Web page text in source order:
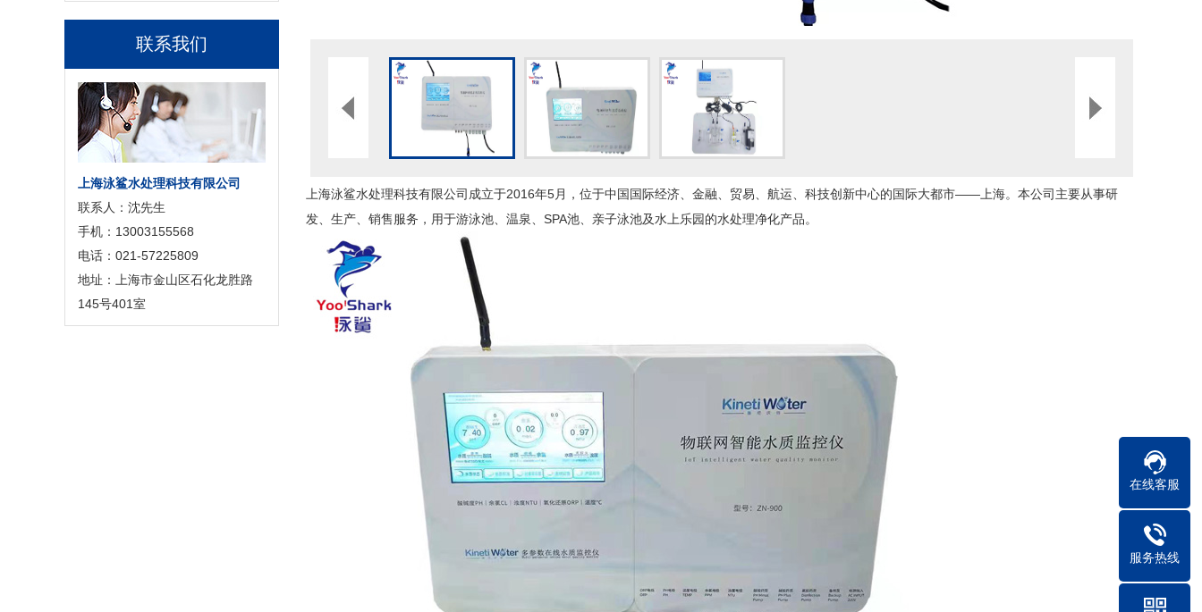
联系我们
上海泳鲨水处理科技有限公司
联系人：沈先生
手机：13003155568
电话：021-57225809
地址：上海市金山区石化龙胜路
145号401室
上海泳鲨水处理科技有限公司成立于2016年5月，位于中国国际经济、金融、贸易、航运、科技创新中心的国际大都市——上海。本公司主要从事研
发、生产、销售服务，用于游泳池、温泉、SPA池、亲子泳池及水上乐园的水处理净化产品。
在线客服
服务热线